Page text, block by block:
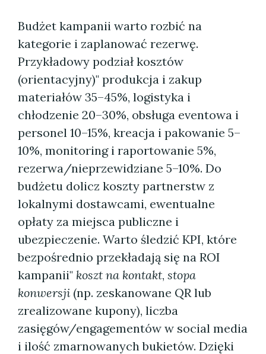
Budżet kampanii warto rozbić na
kategorie i zaplanować rezerwę.
Przykładowy podział kosztów
(orientacyjny)" produkcja i zakup
materiałów 35–45%, logistyka i
chłodzenie 20–30%, obsługa eventowa i
personel 10–15%, kreacja i pakowanie 5–
10%, monitoring i raportowanie 5%,
rezerwa/nieprzewidziane 5–10%. Do
budżetu dolicz koszty partnerstw z
lokalnymi dostawcami, ewentualne
opłaty za miejsca publiczne i
ubezpieczenie. Warto śledzić KPI, które
bezpośrednio przekładają się na ROI
kampanii" koszt na kontakt, stopa
konwersji (np. zeskanowane QR lub
zrealizowane kupony), liczba
zasięgów/engagementów w social media
i ilość zmarnowanych bukietów. Dzięki